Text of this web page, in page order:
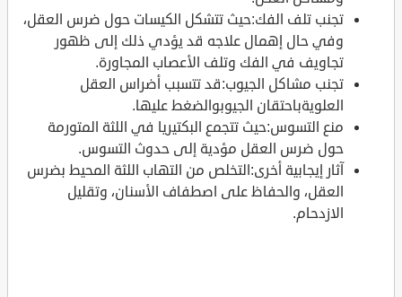
تجنب تلف الفك:حيث تتشكل الكيسات حول ضرس العقل،
وفي حال إهمال علاجه قد يؤدي ذلك إلى ظهور
تجاويف في الفك وتلف الأعصاب المجاورة.
تجنب مشاكل الجيوب:قد تتسبب أضراس العقل
العلويةباحتقان الجيوبوالضغط عليها.
منع التسوس:حيث تتجمع البكتيريا في اللثة المتورمة
حول ضرس العقل مؤدية إلى حدوث التسوس.
آثار إيجابية أخرى:التخلص من التهاب اللثة المحيط بضرس
العقل، والحفاظ على اصطفاف الأسنان، وتقليل
الازدحام.